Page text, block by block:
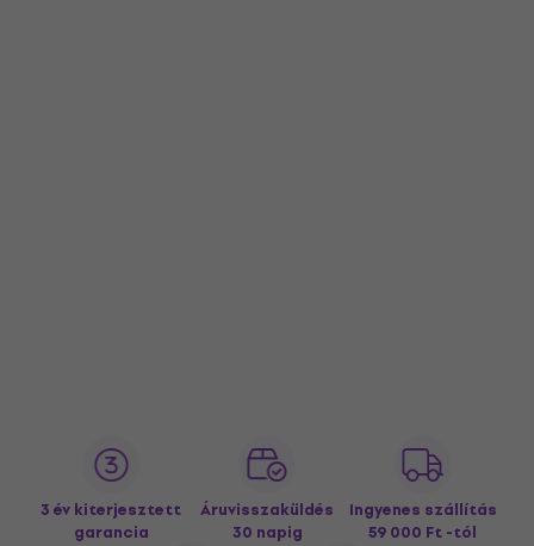
3 év kiterjesztett
garancia
Áruvisszaküldés
30 napig
Ingyenes szállítás
59 000 Ft -tól